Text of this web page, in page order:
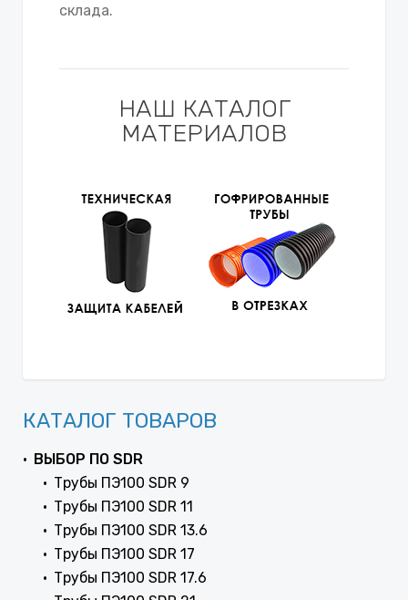
склада.
НАШ КАТАЛОГ
МАТЕРИАЛОВ
КАТАЛОГ ТОВАРОВ
ВЫБОР ПО SDR
Трубы ПЭ100 SDR 9
Трубы ПЭ100 SDR 11
Трубы ПЭ100 SDR 13.6
Трубы ПЭ100 SDR 17
Трубы ПЭ100 SDR 17.6